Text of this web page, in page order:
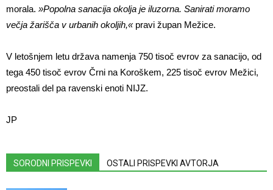
morala. »Popolna sanacija okolja je iluzorna. Sanirati moramo
večja žarišča v urbanih okoljih,« pravi župan Mežice.
V letošnjem letu država namenja 750 tisoč evrov za sanacijo, od
tega 450 tisoč evrov Črni na Koroškem, 225 tisoč evrov Mežici,
preostali del pa ravenski enoti NIJZ.
JP
SORODNI PRISPEVKI OSTALI PRISPEVKI AVTORJA